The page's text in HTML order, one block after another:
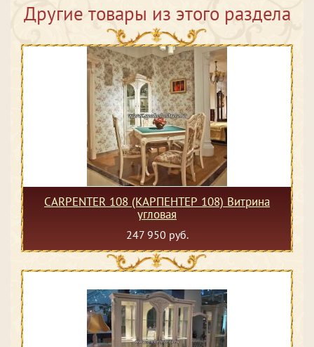
Другие товары из этого раздела
CARPENTER 108 (КАРПЕНТЕР 108) Витрина
угловая
247 950 руб.